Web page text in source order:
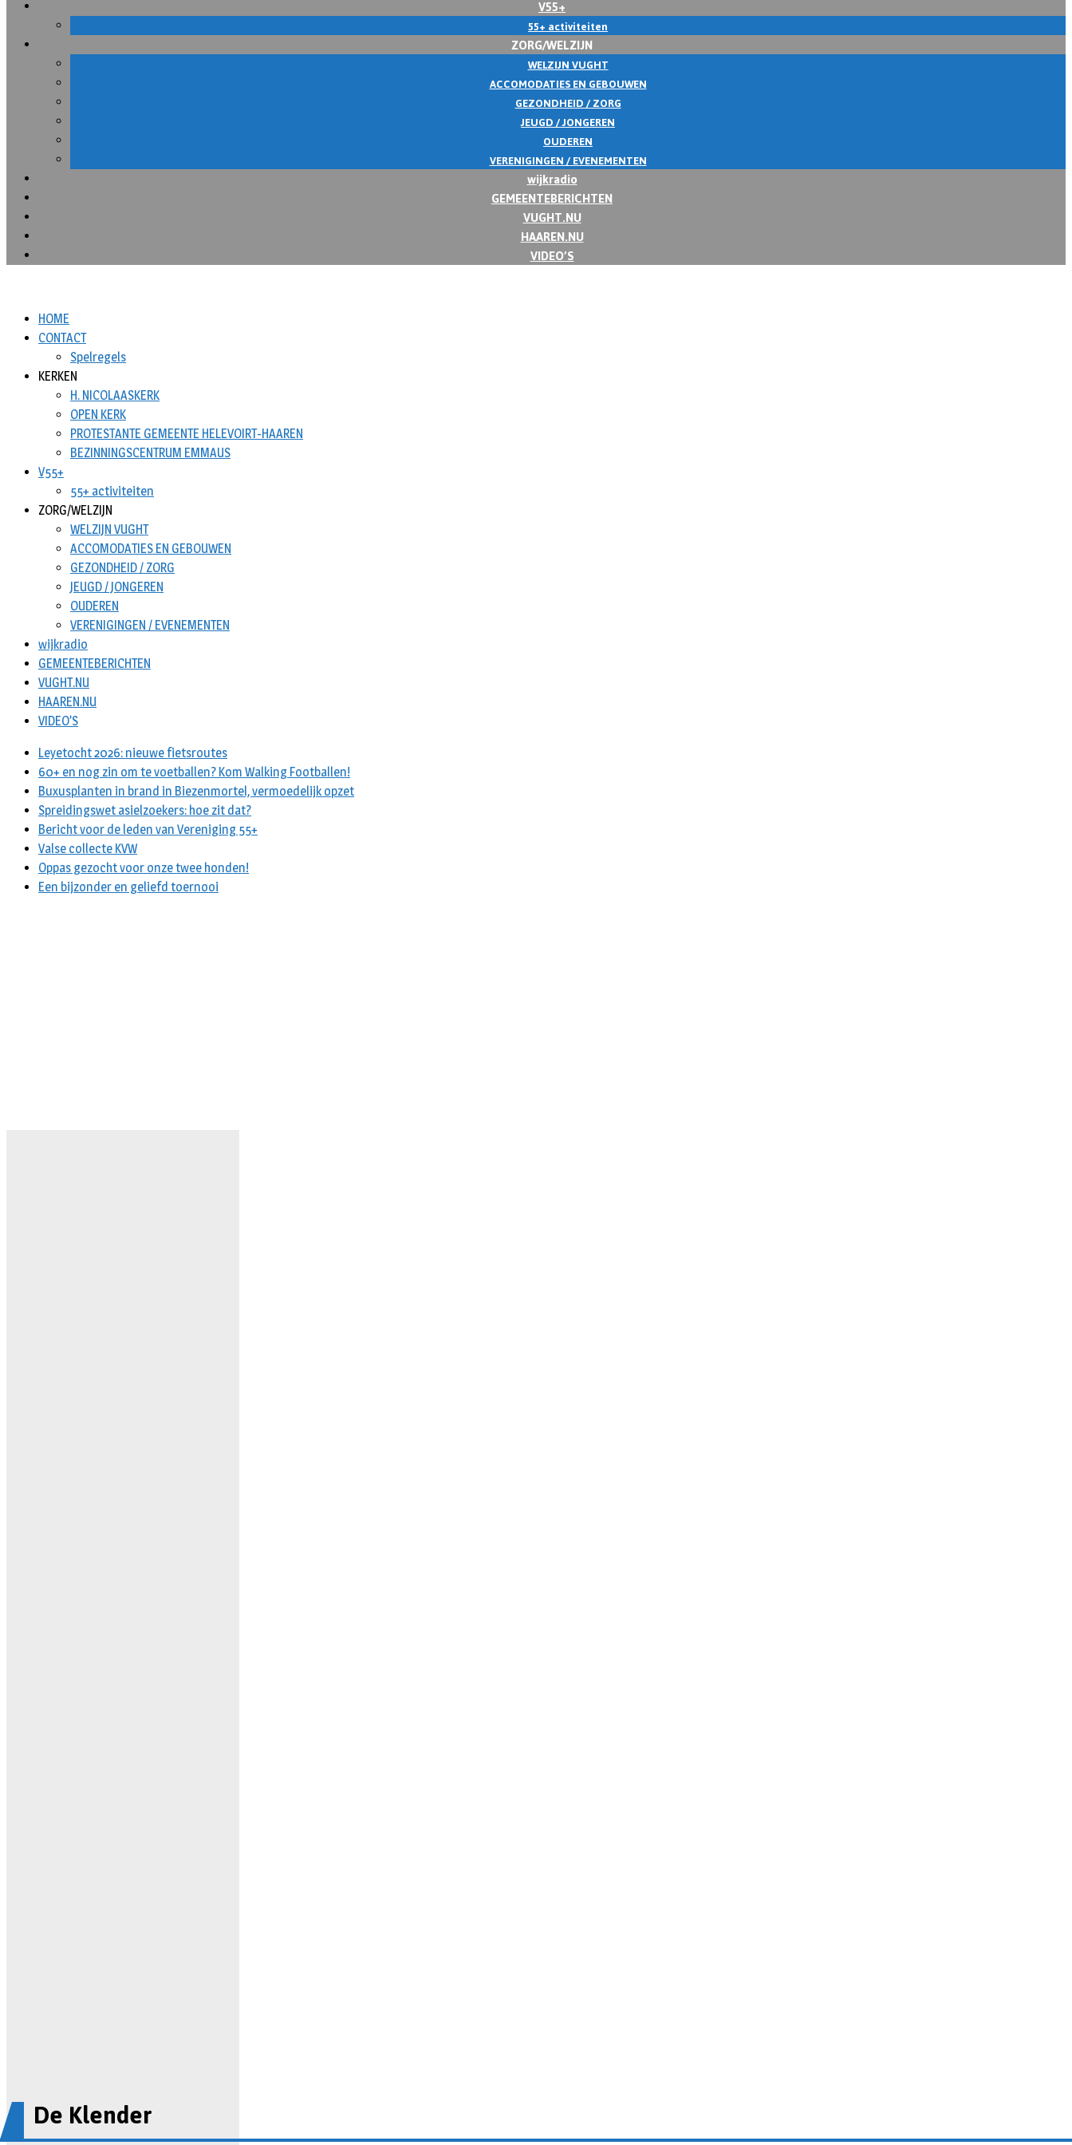
V55+
55+ activiteiten
ZORG/WELZIJN
WELZIJN VUGHT
ACCOMODATIES EN GEBOUWEN
GEZONDHEID / ZORG
JEUGD / JONGEREN
OUDEREN
VERENIGINGEN / EVENEMENTEN
wijkradio
GEMEENTEBERICHTEN
VUGHT.NU
HAAREN.NU
VIDEO’S
HOME
CONTACT
Spelregels
KERKEN
H. NICOLAASKERK
OPEN KERK
PROTESTANTE GEMEENTE HELEVOIRT-HAAREN
BEZINNINGSCENTRUM EMMAUS
V55+
55+ activiteiten
ZORG/WELZIJN
WELZIJN VUGHT
ACCOMODATIES EN GEBOUWEN
GEZONDHEID / ZORG
JEUGD / JONGEREN
OUDEREN
VERENIGINGEN / EVENEMENTEN
wijkradio
GEMEENTEBERICHTEN
VUGHT.NU
HAAREN.NU
VIDEO’S
Leyetocht 2026: nieuwe fietsroutes
60+ en nog zin om te voetballen? Kom Walking Footballen!
Buxusplanten in brand in Biezenmortel, vermoedelijk opzet
Spreidingswet asielzoekers: hoe zit dat?
Bericht voor de leden van Vereniging 55+
Valse collecte KVW
Oppas gezocht voor onze twee honden!
Een bijzonder en geliefd toernooi
De Klender